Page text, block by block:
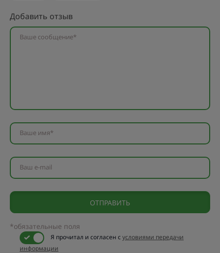
Добавить отзыв
Ваше сообщение*
Ваше имя*
Ваш e-mail
*обязательные поля
Я прочитал и согласен сусловиями передачи
информации